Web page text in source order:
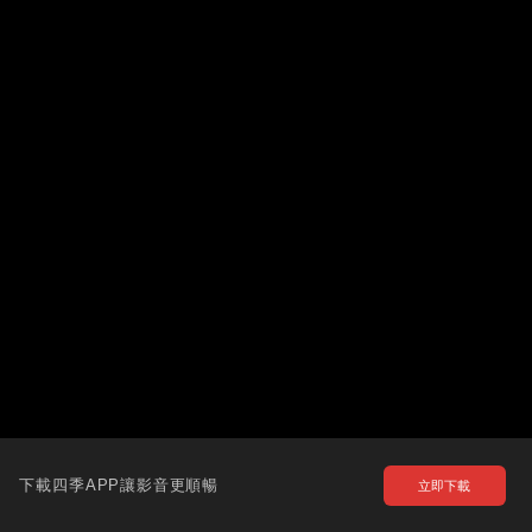
下載四季APP讓影音更順暢 立即下載